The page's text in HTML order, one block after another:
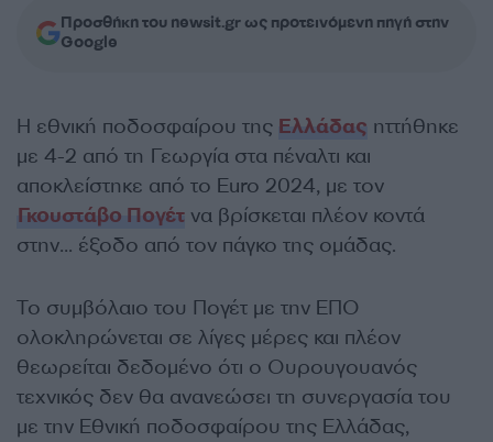
Προσθήκη του newsit.gr ως προτεινόμενη πηγή στην
Google
Η εθνική ποδοσφαίρου της Ελλάδας ηττήθηκε
με 4-2 από τη Γεωργία στα πέναλτι και
αποκλείστηκε από το Euro 2024, με τον
Γκουστάβο Πογέτ να βρίσκεται πλέον κοντά
στην… έξοδο από τον πάγκο της ομάδας.
Το συμβόλαιο του Πογέτ με την ΕΠΟ
ολοκληρώνεται σε λίγες μέρες και πλέον
θεωρείται δεδομένο ότι ο Ουρουγουανός
τεχνικός δεν θα ανανεώσει τη συνεργασία του
με την Εθνική ποδοσφαίρου της Ελλάδας,